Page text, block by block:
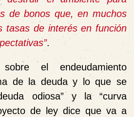
de bonos que, en muchos
tasas de interés en función
.
el endeudamiento
de la deuda y lo que se
odiosa” y la “curva
de ley dice que va a